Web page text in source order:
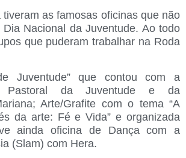
as famosas oficinas que não
Nacional da Juventude. Ao todo
que puderam trabalhar na Roda
Juventude” que contou com a
Pastoral da Juventude e da
Arte/Grafite com o tema “A
da arte: Fé e Vida” e organizada
ainda oficina de Dança com a
(Slam) com Hera.